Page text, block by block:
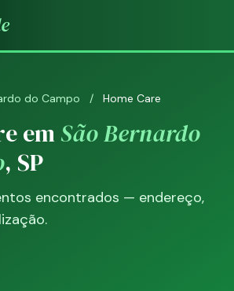
do Campo / Home Care
emSão Bernardo
, SP
encontrados — endereço,